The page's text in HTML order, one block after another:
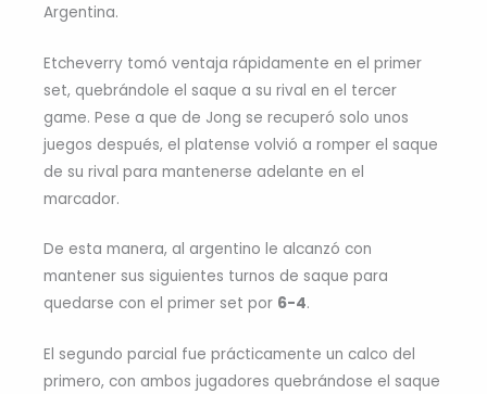
Argentina.
Etcheverry tomó ventaja rápidamente en el primer
set, quebrándole el saque a su rival en el tercer
game. Pese a que de Jong se recuperó solo unos
juegos después, el platense volvió a romper el saque
de su rival para mantenerse adelante en el
marcador.
De esta manera, al argentino le alcanzó con
mantener sus siguientes turnos de saque para
quedarse con el primer set por 6-4.
El segundo parcial fue prácticamente un calco del
primero, con ambos jugadores quebrándose el saque